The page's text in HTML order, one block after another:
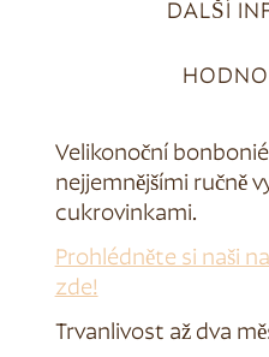
DALŠÍ
Velikonoční
nejjemnějšími ručně
cukrovinkami.
Prohlédněte si naši
zde!
Trvanlivost až dva